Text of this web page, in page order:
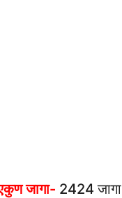
जागा- 2424 जागा